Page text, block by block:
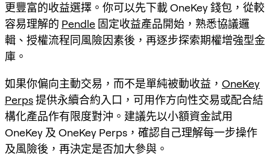
更豐富的收益選擇。你可以先下載 OneKey 錢包，從較
容易理解的 Pendle 固定收益產品開始，熟悉協議邏
輯、授權流程同風險因素後，再逐步探索期權增強型金
庫。
如果你偏向主動交易，而不是單純被動收益， OneKey
Perps提供永續合約入口，可用作方向性交易或配合結
構化產品作有限度對沖。建議先以小額資金試用
OneKey 及 OneKey Perps，確認自己理解每一步操作
及風險後，再決定是否加大參與。